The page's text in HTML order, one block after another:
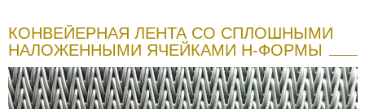
КОНВЕЙЕРНАЯ ЛЕНТА СО СПЛОШНЫМИ
НАЛОЖЕННЫМИ ЯЧЕЙКАМИ Н-ФОРМЫ